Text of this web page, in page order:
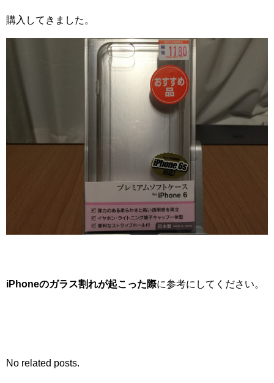
購入してきました。
iPhoneのガラス割れが起こった際に参考にしてください。
No related posts.